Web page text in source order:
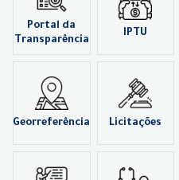
Portal da
Transparência
IPTU
Georreferência Licitações